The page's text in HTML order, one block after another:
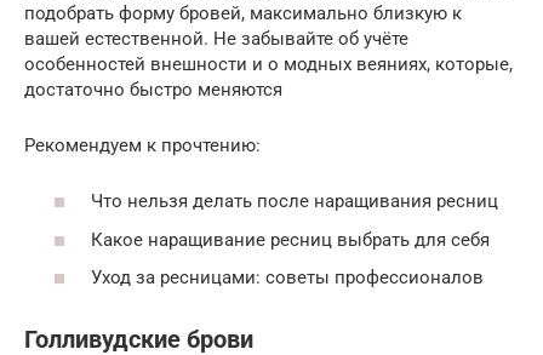
подобрать форму бровей, максимально близкую к
вашей естественной. Не забывайте об учёте
особенностей внешности и о модных веяниях, которые,
достаточно быстро меняются
Рекомендуем к прочтению:
Что нельзя делать после наращивания ресниц
Какое наращивание ресниц выбрать для себя
Уход за ресницами: советы профессионалов
Голливудские брови